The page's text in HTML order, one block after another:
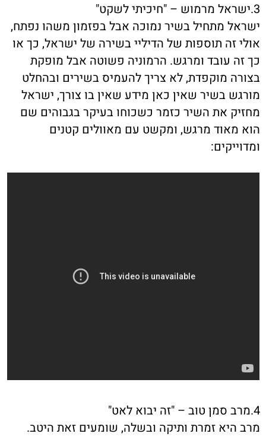
3.ישראל מרמוש – "חיכיתי לשקט"
ישראל מתחיל בשיר נמוכה אבל בפזמון משהו נפתח,
אולי זה תוספות של הדיליי בשירה של ישראל, כך או
כך זה עובד ומרגש. הרמוניה פשוטה אבל מופקת
בצורה מוקפדת, לא צריך להעמיס בשירים ובהחלט
מורגש בשיר שאין כאן מידע שאין בו צורך, ישראל
מחזיק את השיר כזמר כשכוחו בעיקר בגבוהים שם
הוא מאוד מרגש, ומקשט עם מאוולים קטנים
ומדוייקים:
4.מרב סמן טוב – "זה יבוא לאט"
מרב היא זמרת ותיקה ובשלה, שומעים זאת היטב.